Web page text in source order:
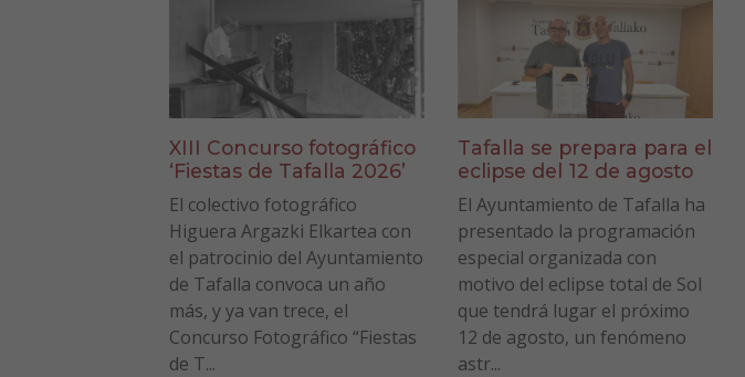
XIII Concurso fotográfico
‘Fiestas de Tafalla 2026’
El colectivo fotográfico
Higuera Argazki Elkartea con
el patrocinio del Ayuntamiento
de Tafalla convoca un año
más, y ya van trece, el
Concurso Fotográfico “Fiestas
de T...
Tafalla se prepara para el
eclipse del 12 de agosto
El Ayuntamiento de Tafalla ha
presentado la programación
especial organizada con
motivo del eclipse total de Sol
que tendrá lugar el próximo
12 de agosto, un fenómeno
astr...